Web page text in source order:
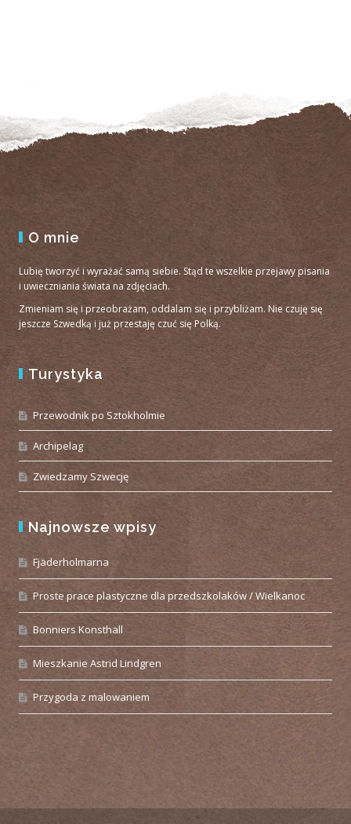
O mnie
Lubię tworzyć i wyrażać samą siebie. Stąd te wszelkie przejawy pisania
i uwieczniania świata na zdjęciach.
Zmieniam się i przeobrażam, oddalam się i przybliżam. Nie czuję się
jeszcze Szwedką i już przestaję czuć się Polką.
Turystyka
Przewodnik po Sztokholmie
Archipelag
Zwiedzamy Szwecję
Najnowsze wpisy
Fjäderholmarna
Proste prace plastyczne dla przedszkolaków / Wielkanoc
Bonniers Konsthall
Mieszkanie Astrid Lindgren
Przygoda z malowaniem